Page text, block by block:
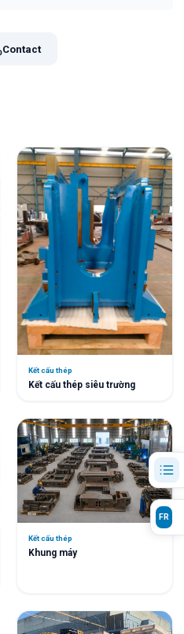
Contact
Kết cấu thép
Kết cấu thép siêu trường
Kết cấu thép
Khung máy
FR